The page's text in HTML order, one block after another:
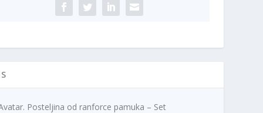
Posteljina od ranforce pamuka – Set